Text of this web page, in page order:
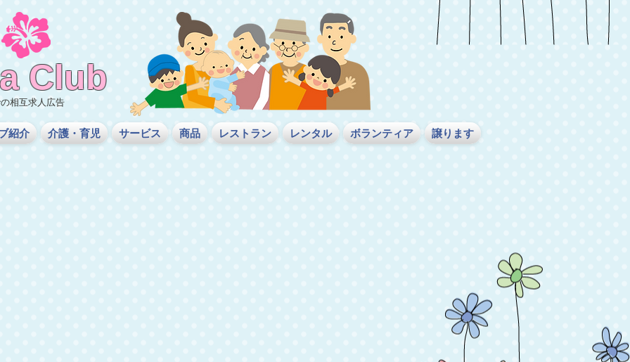
Club
相互求人広告
紹介 介護・育児 サービス 商品 レストラン レンタル ボランティア 譲ります